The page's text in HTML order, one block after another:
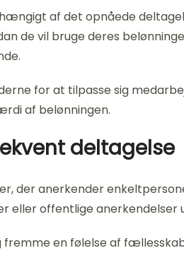
af det opnåede
de vil bruge deres
for at tilpasse sig
af belønningen.
deltagelse
der anerkender
eller offentlige anerkendelser
en følelse af